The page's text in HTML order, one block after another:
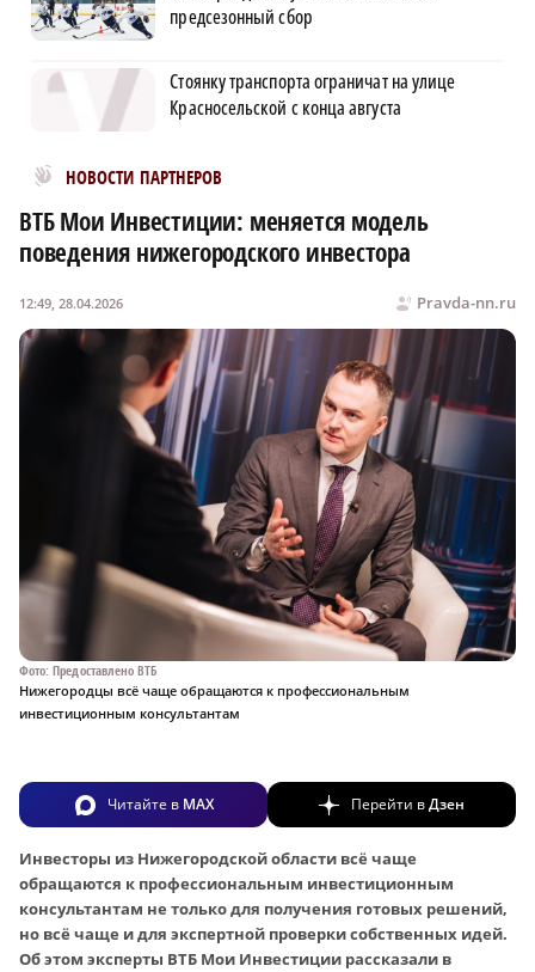
предсезонный сбор
Стоянку транспорта ограничат на улице
Красносельской с конца августа
НОВОСТИ ПАРТНЕРОВ
Новости МирТесен
ВТБ Мои Инвестиции: меняется модель
поведения нижегородского инвестора
Pravda-nn.ru
12:49, 28.04.2026
Фото: Предоставлено ВТБ
Нижегородцы всё чаще обращаются к профессиональным
инвестиционным консультантам
Читайте в MAX Перейти вДзен
Инвесторы из Нижегородской области всё чаще
обращаются к профессиональным инвестиционным
консультантам не только для получения готовых решений,
но всё чаще и для экспертной проверки собственных идей.
Об этом эксперты ВТБ Мои Инвестиции рассказали в